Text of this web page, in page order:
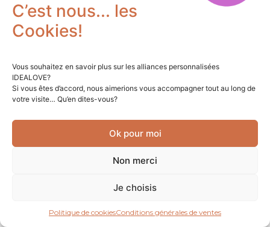
C’est nous... les
Cookies!
Vous souhaitez en savoir plus sur les alliances personnalisées
IDEALOVE?
Si vous êtes d’accord, nous aimerions vous accompagner tout au long de
votre visite… Qu’en dites-vous?
Ok pour moi
Non merci
Je choisis
Politique de cookiesConditions générales de ventes
Prolongation de l’exposition de l’Observeur du design à
la Cité des sciences et de l’industrie de Paris, jusqu’en
octobre 2014 !